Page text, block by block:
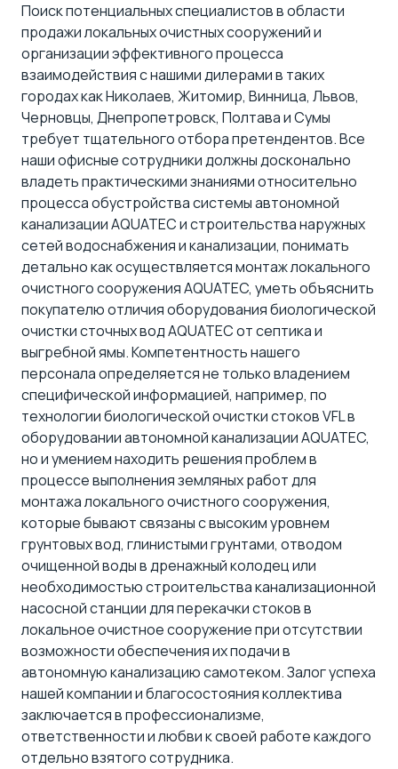
Поиск потенциальных специалистов в области
продажи локальных очистных сооружений и
организации эффективного процесса
взаимодействия с нашими дилерами в таких
городах как Николаев, Житомир, Винница, Львов,
Черновцы, Днепропетровск, Полтава и Сумы
требует тщательного отбора претендентов. Все
наши офисные сотрудники должны досконально
владеть практическими знаниями относительно
процесса обустройства системы автономной
канализации AQUATEC и строительства наружных
сетей водоснабжения и канализации, понимать
детально как осуществляется монтаж локального
очистного сооружения AQUATEC, уметь объяснить
покупателю отличия оборудования биологической
очистки сточных вод AQUATEC от септика и
выгребной ямы. Компетентность нашего
персонала определяется не только владением
специфической информацией, например, по
технологии биологической очистки стоков VFL в
оборудовании автономной канализации AQUATEC,
но и умением находить решения проблем в
процессе выполнения земляных работ для
монтажа локального очистного сооружения,
которые бывают связаны с высоким уровнем
грунтовых вод, глинистыми грунтами, отводом
очищенной воды в дренажный колодец или
необходимостью строительства канализационной
насосной станции для перекачки стоков в
локальное очистное сооружение при отсутствии
возможности обеспечения их подачи в
автономную канализацию самотеком. Залог успеха
нашей компании и благосостояния коллектива
заключается в профессионализме,
ответственности и любви к своей работе каждого
отдельно взятого сотрудника.